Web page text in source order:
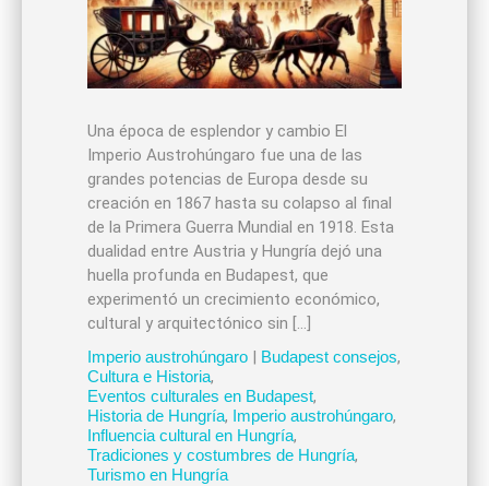
Una época de esplendor y cambio El
Imperio Austrohúngaro fue una de las
grandes potencias de Europa desde su
creación en 1867 hasta su colapso al final
de la Primera Guerra Mundial en 1918. Esta
dualidad entre Austria y Hungría dejó una
huella profunda en Budapest, que
experimentó un crecimiento económico,
cultural y arquitectónico sin […]
Imperio austrohúngaro| Budapest consejos,
Cultura e Historia,
Eventos culturales en Budapest,
Historia de Hungría, Imperio austrohúngaro,
Influencia cultural en Hungría,
Tradiciones y costumbres de Hungría,
Turismo en Hungría